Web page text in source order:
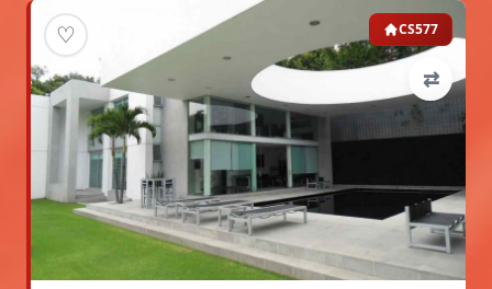
♡
⇄
CS577